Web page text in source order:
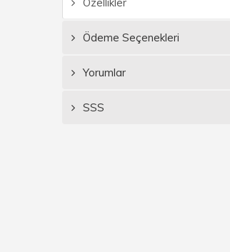
Ödeme Seçenekleri
Yorumlar
SSS